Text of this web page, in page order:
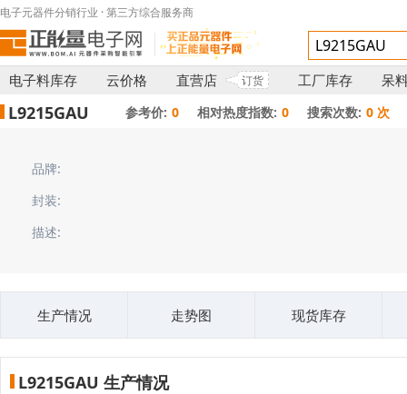
电子元器件分销行业 · 第三方综合服务商
电子料库存 云价格 直营店 订货 工厂库存 呆
L9215GAU 参考价: 0 相对热度指数: 0 搜索次数: 0 次
品牌:
封装:
描述:
生产情况 走势图 现货库存
L9215GAU 生产情况